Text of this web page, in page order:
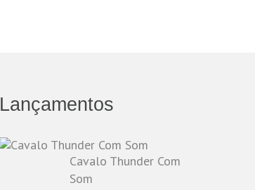
Lançamentos
Cavalo Thunder Com
Som